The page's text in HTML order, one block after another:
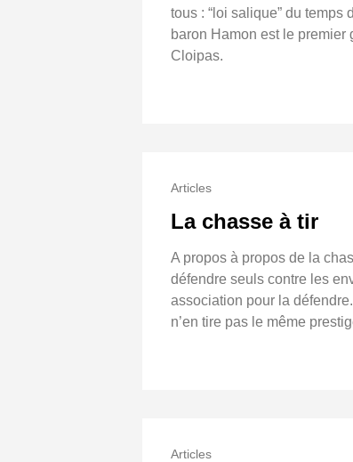
tous : “loi salique” du
baron Hamon est le
Cloipas.
Articles
La chasse à tir
A propos à propos de la
défendre seuls contre les
association pour la
n’en tire pas le même
Articles